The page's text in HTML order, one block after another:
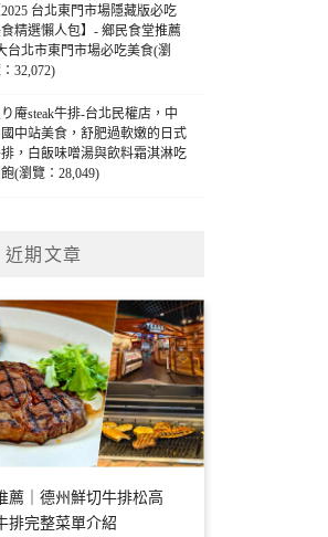
2025 台北東門市場隱藏版必吃
精選懶人包】- 鄉民食堂推薦
台北市東門市場必吃美食(瀏
32,072)
庵steak牛排-台北民權店，中
中站美食，舒肥過軟嫩的日式
，白飯味噌湯與飲料霜淇淋吃
(瀏覽：28,049)
近期文章
薦｜德州鮮切牛排松高
排完整菜單介紹